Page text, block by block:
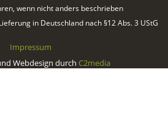
wenn nicht anders beschrieben
in Deutschland nach §12 Abs. 3 UStG
Impressum
Webdesign durch C2media